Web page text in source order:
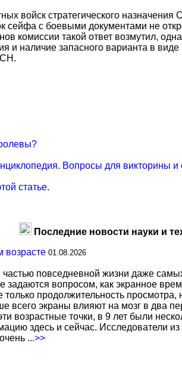
войск стратегического
сейфа с боевыми документами не
комиссии такой ответ возмутил,
и наличие запасного варианта в
Вопросы для викторины и
статье.
Последние новости науки и
возрасте 01.08.2026
повседневной жизни даже
задаются вопросом, как экранное
только продолжительность
всего экраны влияют на мозг в два
возрастные точки, в 9 лет были
здесь и сейчас. Исследователи
...>>